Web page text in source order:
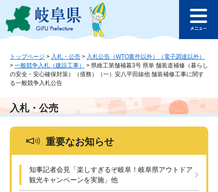
ジ
ュ
文
へ
このページの本文へ
ュ
トップページ > 入札・公売 > 入札公告（WTO案件以外）（電子調達以外）
> 一般競争入札（建設工事） > 県維工第舗補暮3号 県単 舗装道補修（暮らし
の安全・安心確保対策）（債務）（一）安八平田線他 舗装補修工事に関す
る一般競争入札公告
入札・公売
重要なお知らせ
知事記者会見「楽しすぎるぞ岐阜！岐阜県アウトドア
観光キャンペーンを実施」他